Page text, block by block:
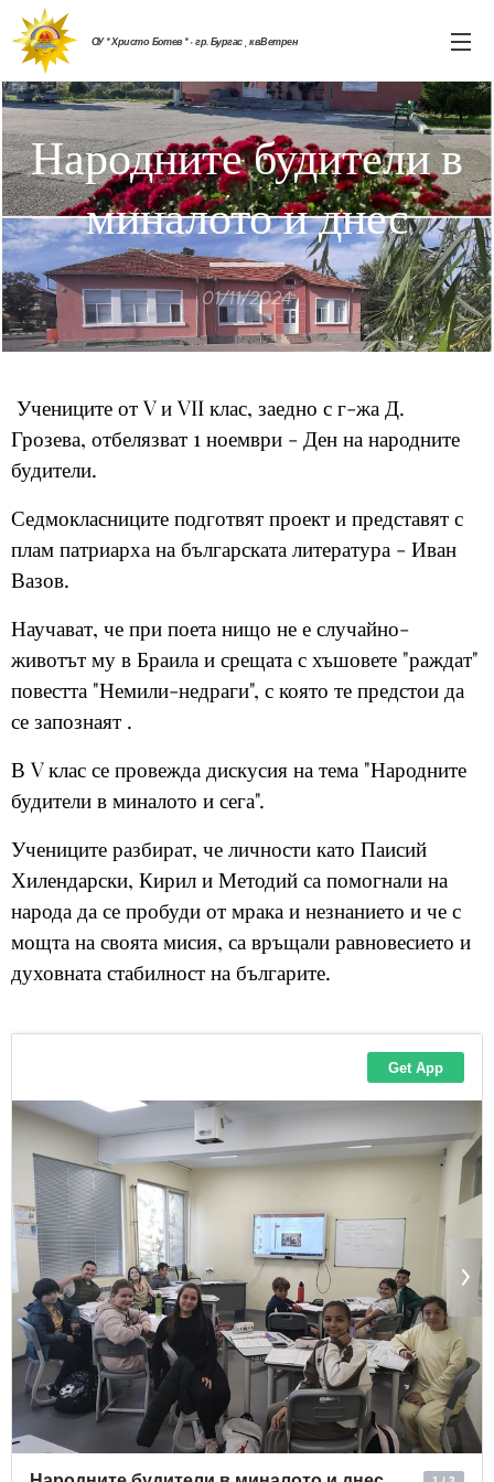
ОУ " Христо Ботев " - гр. Бургас , кв.Ветрен
Народните будители в
миналото и днес
01/11/2024
Учениците от V и VII клас, заедно с г-жа Д.
Грозева, отбелязват 1 ноември - Ден на народните
будители.
Седмокласниците подготвят проект и представят с
плам патриарха на българската литература - Иван
Вазов.
Научават, че при поета нищо не е случайно-
животът му в Браила и срещата с хъшовете "раждат"
повестта "Немили-недраги", с която те предстои да
се запознаят .
В V клас се провежда дискусия на тема "Народните
будители в миналото и сега".
Учениците разбират, че личности като Паисий
Хилендарски, Кирил и Методий са помогнали на
народа да се пробуди от мрака и незнанието и че с
мощта на своята мисия, са връщали равновесието и
духовната стабилност на българите.